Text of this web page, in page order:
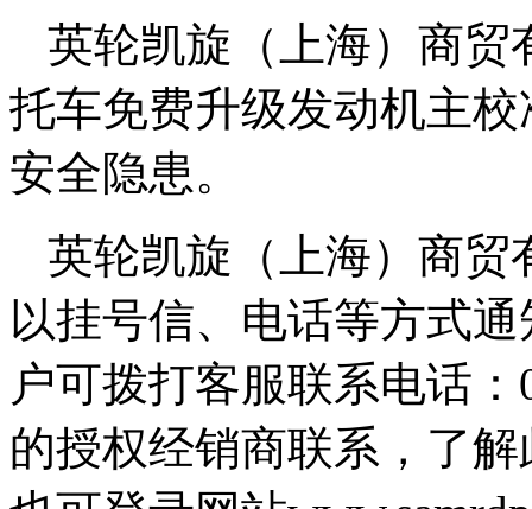
英轮凯旋（上海）商贸
托车免费升级发动机主
安全隐患。
英轮凯旋（上海）商贸
以挂号信、电话等方式
户可拨打客服联系电话
的授权经销商联系，了